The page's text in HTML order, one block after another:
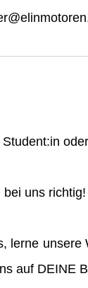
bei uns richtig!
lerne unsere
auf DEINE